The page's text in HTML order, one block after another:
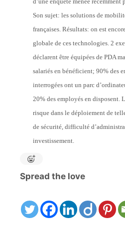
Son sujet: les solutions de
françaises. Résultats: on est
globale de ces technologies. 2
déclarent être équipées de PDA
salariés en bénéficient; 90% des
interrogées ont un parc
20% des employés en disposent.
risque dans le déploiement de
de sécurité, difficulté
investissement.
Spread the love